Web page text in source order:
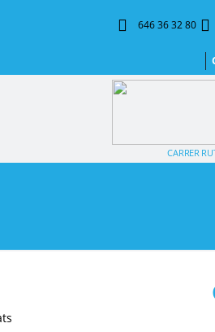
646 36 32 80
CARRER